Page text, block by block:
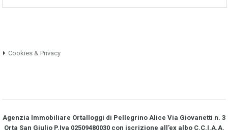
Cookies & Privacy
Agenzia Immobiliare Ortalloggi di Pellegrino Alice Via Giovanetti n. 3
Orta San Giulio P.Iva 02509480030 con iscrizione all’ex albo C.C.I.A.A.